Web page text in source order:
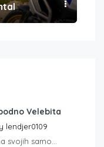
Velebita
lendjer0109
svojih samo...